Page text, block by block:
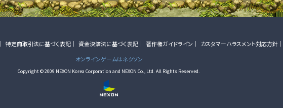
特定商取引法に基づく表記 資金決済法に基づく表記 著作権ガイドライン カスタマーハラスメント対応方針
オンラインゲームはネクソン
Copyright © 2009 NEXON Korea Corporation and NEXON Co., Ltd. All Rights Reserved.